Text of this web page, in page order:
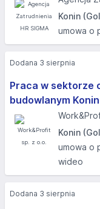
Konin
umowa o
Praca w sektorze
budowlanym Konin
Konin
umowa o
wideo
Dodana 3 sierpnia
Dodana 3 sierpnia